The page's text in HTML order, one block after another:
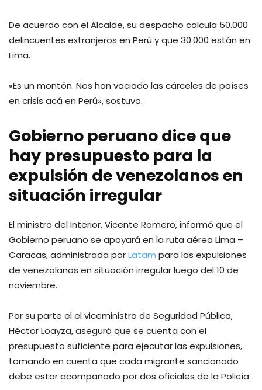
De acuerdo con el Alcalde, su despacho calcula 50.000
delincuentes extranjeros en Perú y que 30.000 están en
Lima.
«Es un montón. Nos han vaciado las cárceles de países
en crisis acá en Perú», sostuvo.
Gobierno peruano dice que
hay presupuesto para la
expulsión de venezolanos en
situación irregular
El ministro del Interior, Vicente Romero, informó que el
Gobierno peruano se apoyará en la ruta aérea Lima –
Caracas, administrada porLatam para las expulsiones
de venezolanos en situación irregular luego del 10 de
noviembre.
Por su parte el el viceministro de Seguridad Pública,
Héctor Loayza, aseguró que se cuenta con el
presupuesto suficiente para ejecutar las expulsiones,
tomando en cuenta que cada migrante sancionado
debe estar acompañado por dos oficiales de la Policía.